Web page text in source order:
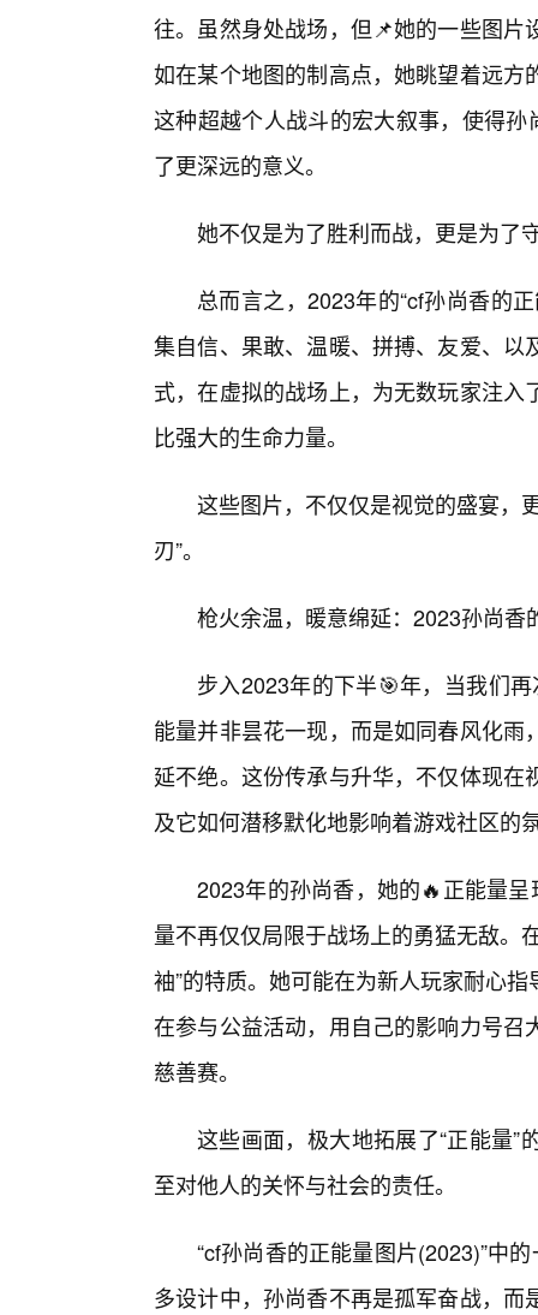
往。虽然身处战场，但📌她的一些图
如在某个地图的制高点，她眺望着远
这种超越个人战斗的宏大叙事，使得
了更深远的意义。
她不仅是为了胜利而战，更是为了
总而言之，2023年的“cf孙尚香的
集自信、果敢、温暖、拼搏、友爱、
式，在虚拟的战场上，为无数玩家注
比强大的生命力量。
这些图片，不仅仅是视觉的盛宴，
刃”。
枪火余温，暖意绵延：2023孙尚香
步入2023年的下半🎯年，当我们
能量并非昙花一现，而是如同春风化
延不绝。这份传承与升华，不仅体现
及它如何潜移默化地影响着游戏社区的
2023年的孙尚香，她的🔥正能量
量不再仅仅局限于战场上的勇猛无敌。
袖”的特质。她可能在为新人玩家耐心
在参与公益活动，用自己的影响力号
慈善赛。
这些画面，极大地拓展了“正能量
至对他人的关怀与社会的责任。
“cf孙尚香的正能量图片(2023)”中
多设计中，孙尚香不再是孤军奋战，